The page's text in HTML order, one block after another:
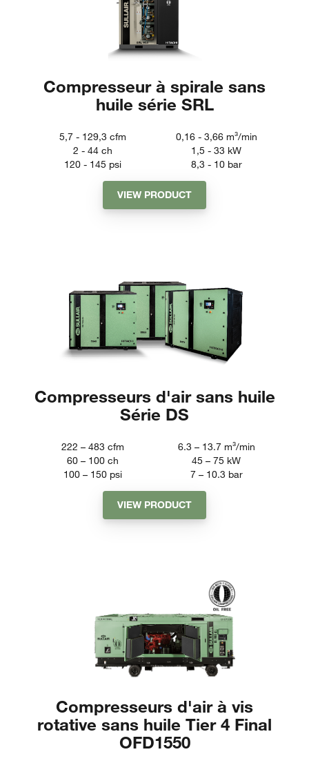
Compresseur à spirale sans
huile série SRL
5,7 - 129,3 cfm 0,16 - 3,66 m³/min
2 - 44 ch 1,5 - 33 kW
120 - 145 psi 8,3 - 10 bar
VIEW PRODUCT
Compresseurs d'air sans huile
Série DS
222 – 483 cfm 6.3 – 13.7 m³/min
60 – 100 ch 45 – 75 kW
100 – 150 psi 7 – 10.3 bar
VIEW PRODUCT
Compresseurs d'air à vis
rotative sans huile Tier 4 Final
OFD1550